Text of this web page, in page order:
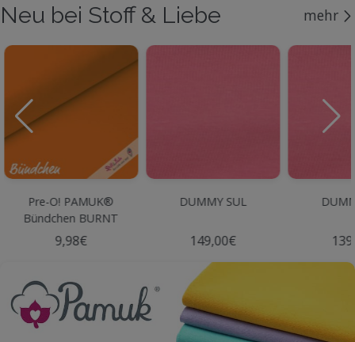
Neu bei Stoff & Liebe mehr
Pre-O! PAMUK®
Bündchen BURNT
ORANGE
9,98€
DUMMY SUL
149,00€